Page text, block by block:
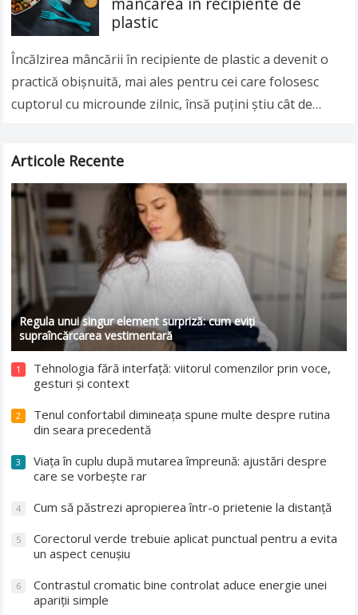
plastic
Încălzirea mâncării în recipiente de plastic a devenit o
practică obişnuită, mai ales pentru cei care folosesc
cuptorul cu microunde zilnic, însă puţini ştiu cât de
Articole Recente
Regula unui singur element surpriză: cum eviți
supraîncărcarea vestimentară
1
Tehnologia fără interfață: viitorul comenzilor prin voce,
gesturi și context
2
Tenul confortabil dimineața spune multe despre rutina
din seara precedentă
3
Viața în cuplu după mutarea împreună: ajustări despre
care se vorbește rar
4 Cum să păstrezi apropierea într-o prietenie la distanță
5
Corectorul verde trebuie aplicat punctual pentru a evita
un aspect cenușiu
6
Contrastul cromatic bine controlat aduce energie unei
apariții simple